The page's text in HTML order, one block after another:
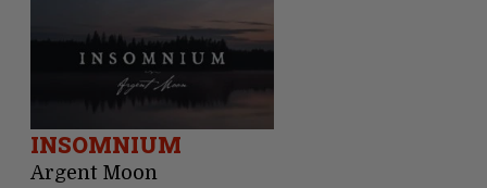
INSOMNIUM
Argent Moon